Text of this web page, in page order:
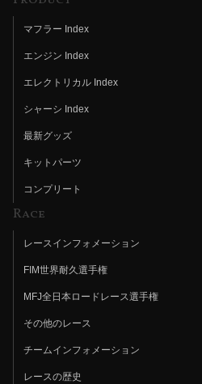
マフラー Index
エンジン Index
エレクトリカル Index
シャーシ Index
最新グッズ
キットパーツ
コンプリート
Race
レースインフォメーション
FIM世界耐久選手権
MFJ全日本ロードレース選手権
その他のレース
チームインフォメーション
レースの歴史